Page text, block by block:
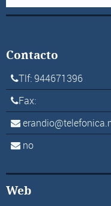
Contacto
Tlf: 944671396
Fax:
no
Web